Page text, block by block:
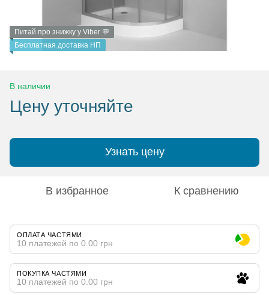
Питай про знижку у Viber 💬
Бесплатная доставка НП
В наличии
Цену уточняйте
Узнать цену
В избранное К сравнению
ОПЛАТА ЧАСТЯМИ
10 платежей по 0.00 грн
ПОКУПКА ЧАСТЯМИ
10 платежей по 0.00 грн